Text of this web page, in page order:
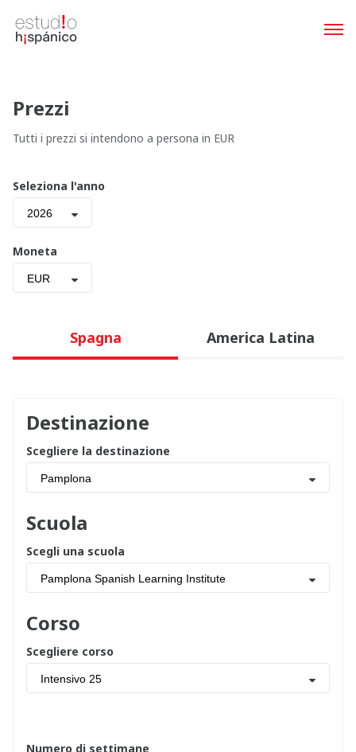
Prezzi
Tutti i prezzi si intendono a persona in EUR
Seleziona l'anno
2026
Moneta
EUR
Spagna America Latina
Destinazione
Scegliere la destinazione
Pamplona
Scuola
Scegli una scuola
Pamplona Spanish Learning Institute
Corso
Scegliere corso
Intensivo 25
Numero di settimane